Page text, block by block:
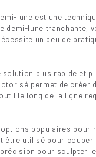
lune est une
demi-lune tranchante,
un peu de
plus rapide et
permet de créer
le long de la ligne
populaires pour
utilisé pour couper
pour sculpter